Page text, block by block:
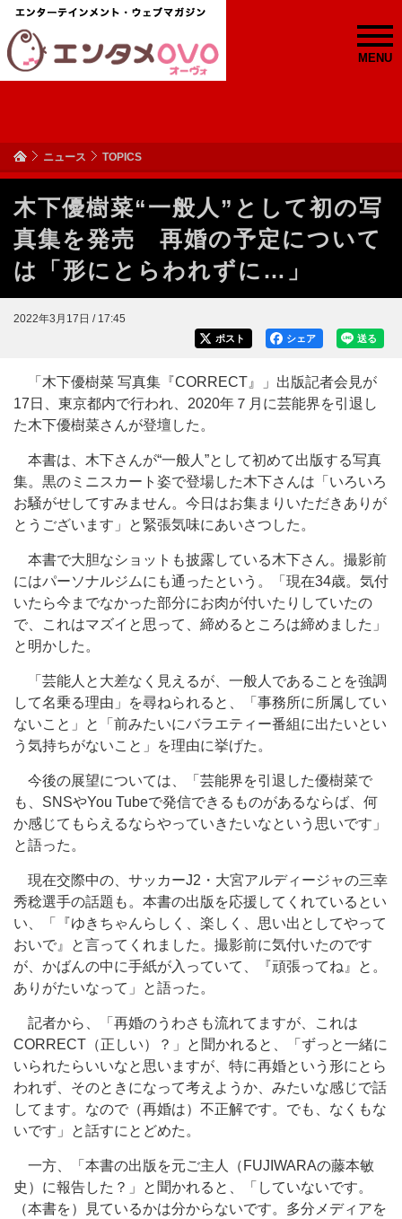
MENU
ニュース TOPICS
木下優樹菜“一般人”として初の写
真集を発売 再婚の予定について
は「形にとらわれずに…」
2022年3月17日 / 17:45
送る
シェア
ポスト
「木下優樹菜 写真集『CORRECT』」出版記者会見が
17日、東京都内で行われ、2020年７月に芸能界を引退し
た木下優樹菜さんが登壇した。
本書は、木下さんが“一般人”として初めて出版する写真
集。黒のミニスカート姿で登場した木下さんは「いろいろ
お騒がせしてすみません。今日はお集まりいただきありが
とうございます」と緊張気味にあいさつした。
本書で大胆なショットも披露している木下さん。撮影前
にはパーソナルジムにも通ったという。「現在34歳。気付
いたら今までなかった部分にお肉が付いたりしていたの
で、これはマズイと思って、締めるところは締めました」
と明かした。
「芸能人と大差なく見えるが、一般人であることを強調
して名乗る理由」を尋ねられると、「事務所に所属してい
ないこと」と「前みたいにバラエティー番組に出たいとい
う気持ちがないこと」を理由に挙げた。
今後の展望については、「芸能界を引退した優樹菜で
も、SNSやYou Tubeで発信できるものがあるならば、何
か感じてもらえるならやっていきたいなという思いです」
と語った。
現在交際中の、サッカーJ2・大宮アルディージャの三幸
秀稔選手の話題も。本書の出版を応援してくれているとい
い、「『ゆきちゃんらしく、楽しく、思い出としてやって
おいで』と言ってくれました。撮影前に気付いたのです
が、かばんの中に手紙が入っていて、『頑張ってね』と。
ありがたいなって」と語った。
記者から、「再婚のうわさも流れてますが、これは
CORRECT（正しい）？」と聞かれると、「ずっと一緒に
いられたらいいなと思いますが、特に再婚という形にとら
われず、そのときになって考えようか、みたいな感じで話
してます。なので（再婚は）不正解です。でも、なくもな
いです」と話すにとどめた。
一方、「本書の出版を元ご主人（FUJIWARAの藤本敏
史）に報告した？」と聞かれると、「していないです。
（本書を）見ているかは分からないです。多分メディアを